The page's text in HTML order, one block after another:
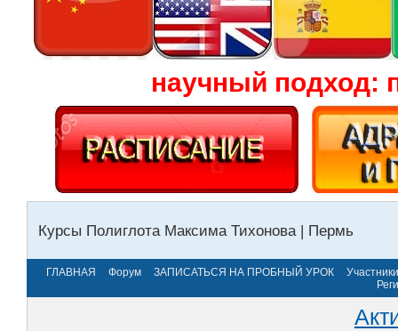
научный подход:
Курсы Полиглота Максима Тихонова | Пермь
ГЛАВНАЯ Форум ЗАПИСАТЬСЯ НА ПРОБНЫЙ УРОК
Участники